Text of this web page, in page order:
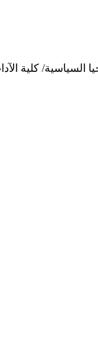
السياسية/ كلية